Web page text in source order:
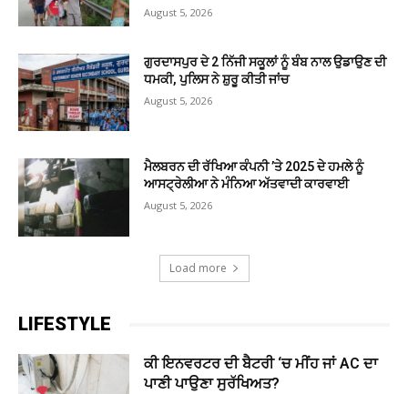
August 5, 2026
ਗੁਰਦਾਸਪੁਰ ਦੇ 2 ਨਿੱਜੀ ਸਕੂਲਾਂ ਨੂੰ ਬੰਬ ਨਾਲ ਉਡਾਉਣ ਦੀ
ਧਮਕੀ, ਪੁਲਿਸ ਨੇ ਸ਼ੁਰੂ ਕੀਤੀ ਜਾਂਚ
August 5, 2026
ਮੈਲਬਰਨ ਦੀ ਰੱਖਿਆ ਕੰਪਨੀ ’ਤੇ 2025 ਦੇ ਹਮਲੇ ਨੂੰ
ਆਸਟ੍ਰੇਲੀਆ ਨੇ ਮੰਨਿਆ ਅੱਤਵਾਦੀ ਕਾਰਵਾਈ
August 5, 2026
Load more
LIFESTYLE
ਕੀ ਇਨਵਰਟਰ ਦੀ ਬੈਟਰੀ ‘ਚ ਮੀਂਹ ਜਾਂ AC ਦਾ
ਪਾਣੀ ਪਾਉਣਾ ਸੁਰੱਖਿਅਤ?